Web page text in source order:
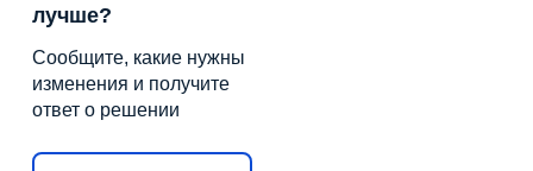
лучше?
Сообщите, какие нужны
изменения и получите
ответ о решении